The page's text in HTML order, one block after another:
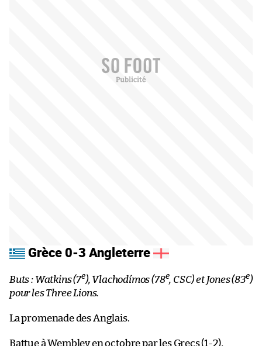
Grèce 0-3 Angleterre
Buts : Watkins (7e), Vlachodímos (78e, CSC) et Jones (83e)
pour les Three Lions.
La promenade des Anglais.
Battue à Wembley en octobre par les Grecs (1-2),